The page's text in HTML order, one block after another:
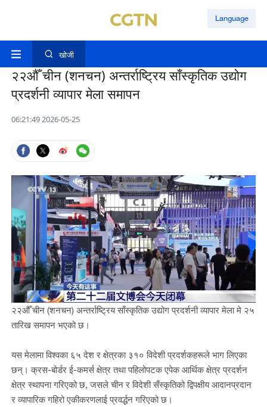
Language
खोजी
२२औँ चीन (शनचन) अन्तर्राष्ट्रिय साँस्कृतिक उद्योग
प्रदर्शनी व्यापार मेला समापन
06:21:49 2026-05-25
२२औँ चीन (शनचन) अन्तर्राष्ट्रिय साँस्कृतिक उद्योग प्रदर्शनी व्यापार मेला मे २५
तारिख समापन भएको छ।
यस मेलामा विश्वका ६५ देश र क्षेत्रका ३१० विदेशी प्रदर्शकहरूले भाग लिएका
छन्। क्रस-बोर्डर ई-कमर्स क्षेत्र तथा पहिलोपटक एपेक आर्थिक क्षेत्र प्रदर्शन
क्षेत्र स्थापना गरिएको छ, जसले चीन र विदेशी सँस्कृतिको द्विपक्षीय आदानप्रदान
र व्यापारिक गहिरो एकीकरणलाई प्रवर्द्धन गरिएको छ।